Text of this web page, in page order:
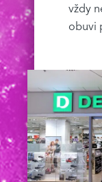
vždy
obuvi